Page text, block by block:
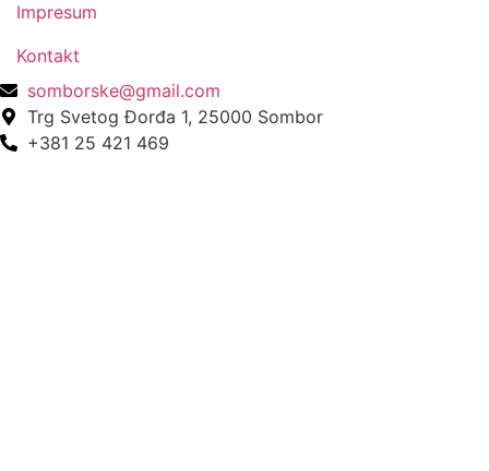
Impresum
Kontakt
somborske@gmail.com
Trg Svetog Đorđa 1, 25000 Sombor
+381 25 421 469